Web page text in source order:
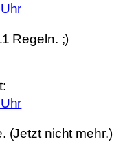
Regeln. ;)
(Jetzt nicht mehr.)